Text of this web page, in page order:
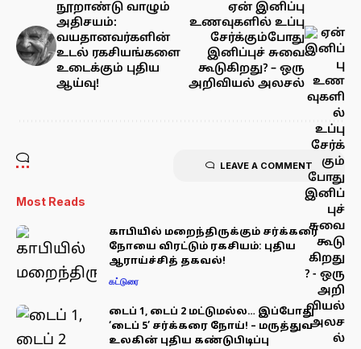
நூறாண்டு வாழும்
அதிசயம்:
வயதானவர்களின்
உடல் ரகசியங்களை
உடைக்கும் புதிய
ஆய்வு!
ஏன் இனிப்பு
உணவுகளில் உப்பு
சேர்க்கும்போது
இனிப்புச் சுவை
கூடுகிறது? – ஒரு
அறிவியல் அலசல்
LEAVE A COMMENT
Most Reads
காபியில் மறைந்திருக்கும் சர்க்கரை
நோயை விரட்டும் ரகசியம்: புதிய
ஆராய்ச்சித் தகவல்!
கட்டுரை
டைப் 1, டைப் 2 மட்டுமல்ல… இப்போது
‘டைப் 5’ சர்க்கரை நோய்! – மருத்துவ
உலகின் புதிய கண்டுபிடிப்பு